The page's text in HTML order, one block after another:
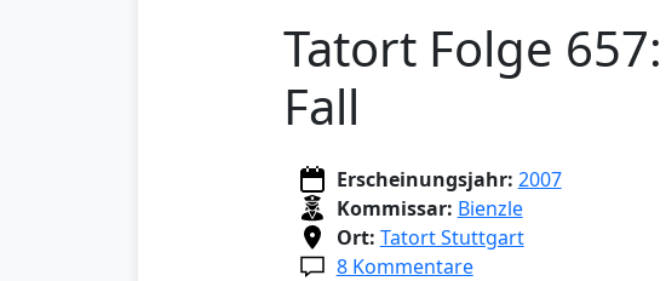
Tatort Folge
Fall
Erscheinungsjahr: 2007
Kommissar: Bienzle
Ort: Tatort Stuttgart
8 Kommentare